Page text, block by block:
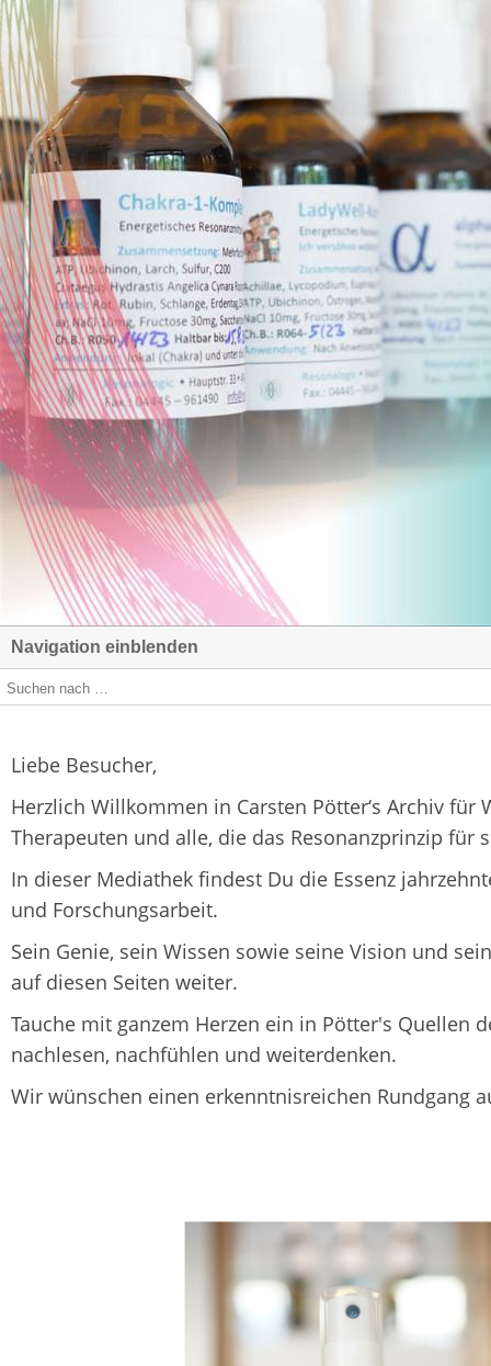
Navigation einblenden
Liebe Besucher,
Herzlich Willkommen in Carsten Pötter‘s Archiv für
Therapeuten und alle, die das Resonanzprinzip für
In dieser Mediathek findest Du die Essenz
und Forschungsarbeit.
Sein Genie, sein Wissen sowie seine Vision und
auf diesen Seiten weiter.
Tauche mit ganzem Herzen ein in Pötter's Quellen
nachlesen, nachfühlen und weiterdenken.
Wir wünschen einen erkenntnisreichen Rundgang